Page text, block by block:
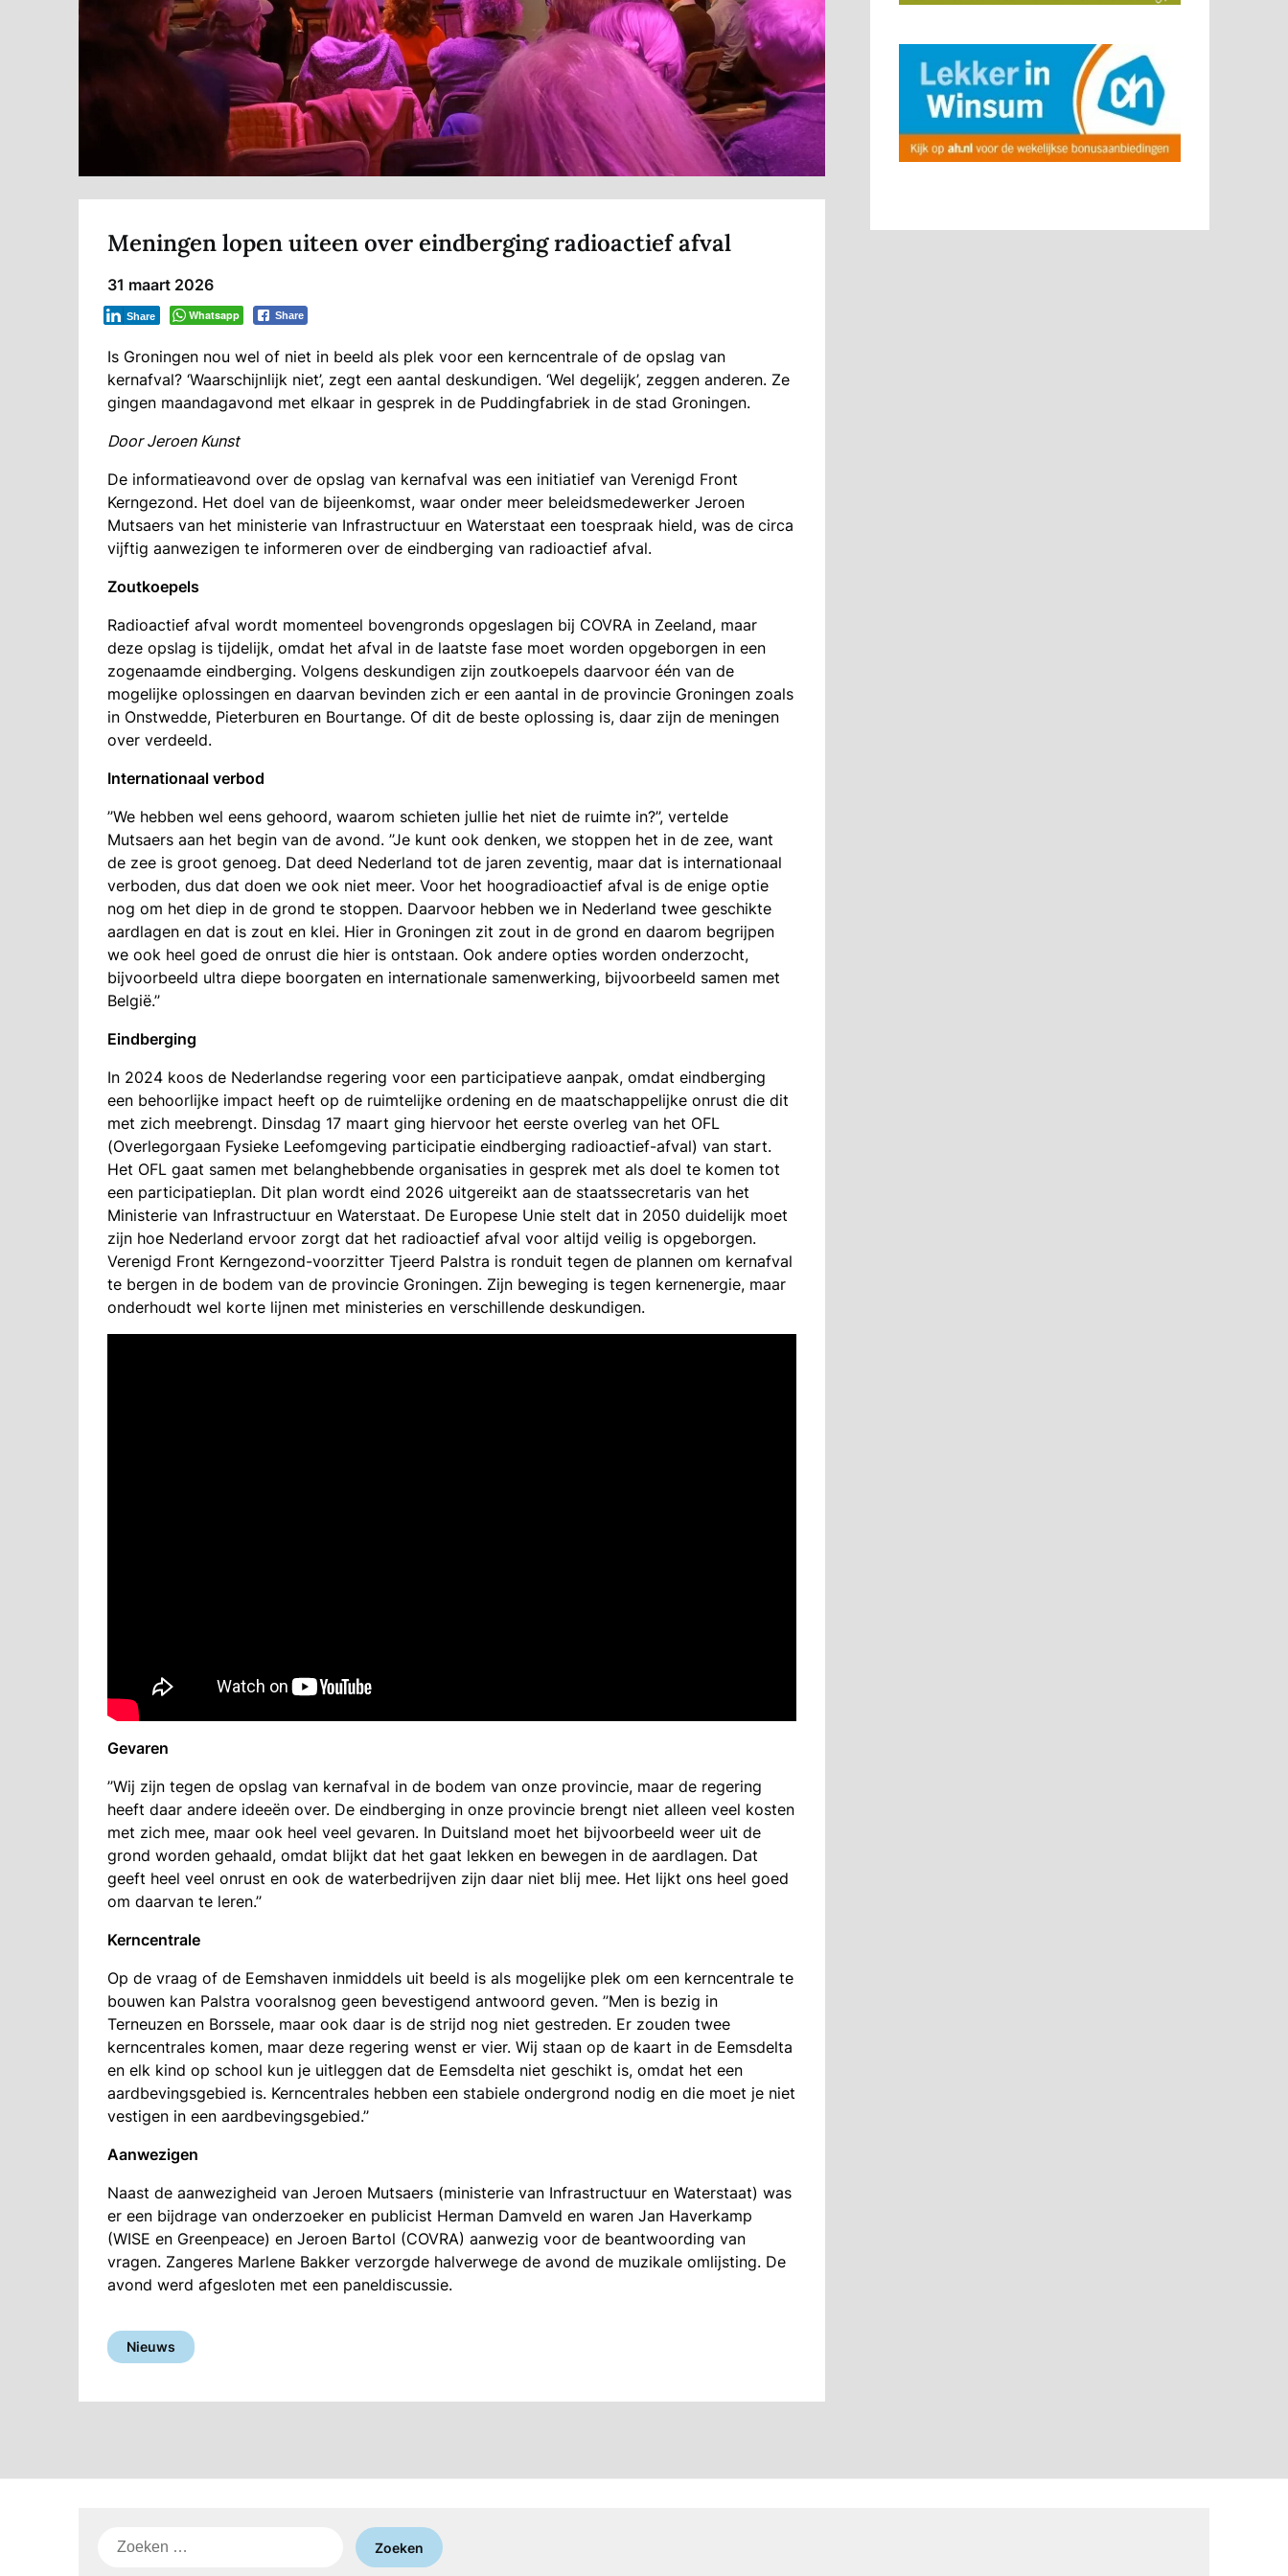
Meningen lopen uiteen over eindberging radioactief afval
31 maart 2026
Whatsapp Share
Share
Is Groningen nou wel of niet in beeld als plek voor een kerncentrale of de opslag van
kernafval? ‘Waarschijnlijk niet’, zegt een aantal deskundigen. ‘Wel degelijk’, zeggen anderen. Ze
gingen maandagavond met elkaar in gesprek in de Puddingfabriek in de stad Groningen.
Door Jeroen Kunst
De informatieavond over de opslag van kernafval was een initiatief van Verenigd Front
Kerngezond. Het doel van de bijeenkomst, waar onder meer beleidsmedewerker Jeroen
Mutsaers van het ministerie van Infrastructuur en Waterstaat een toespraak hield, was de circa
vijftig aanwezigen te informeren over de eindberging van radioactief afval.
Zoutkoepels
Radioactief afval wordt momenteel bovengronds opgeslagen bij COVRA in Zeeland, maar
deze opslag is tijdelijk, omdat het afval in de laatste fase moet worden opgeborgen in een
zogenaamde eindberging. Volgens deskundigen zijn zoutkoepels daarvoor één van de
mogelijke oplossingen en daarvan bevinden zich er een aantal in de provincie Groningen zoals
in Onstwedde, Pieterburen en Bourtange. Of dit de beste oplossing is, daar zijn de meningen
over verdeeld.
Internationaal verbod
’’We hebben wel eens gehoord, waarom schieten jullie het niet de ruimte in?’’, vertelde
Mutsaers aan het begin van de avond. ’’Je kunt ook denken, we stoppen het in de zee, want
de zee is groot genoeg. Dat deed Nederland tot de jaren zeventig, maar dat is internationaal
verboden, dus dat doen we ook niet meer. Voor het hoogradioactief afval is de enige optie
nog om het diep in de grond te stoppen. Daarvoor hebben we in Nederland twee geschikte
aardlagen en dat is zout en klei. Hier in Groningen zit zout in de grond en daarom begrijpen
we ook heel goed de onrust die hier is ontstaan. Ook andere opties worden onderzocht,
bijvoorbeeld ultra diepe boorgaten en internationale samenwerking, bijvoorbeeld samen met
België.’’
Eindberging
In 2024 koos de Nederlandse regering voor een participatieve aanpak, omdat eindberging
een behoorlijke impact heeft op de ruimtelijke ordening en de maatschappelijke onrust die dit
met zich meebrengt. Dinsdag 17 maart ging hiervoor het eerste overleg van het OFL
(Overlegorgaan Fysieke Leefomgeving participatie eindberging radioactief-afval) van start.
Het OFL gaat samen met belanghebbende organisaties in gesprek met als doel te komen tot
een participatieplan. Dit plan wordt eind 2026 uitgereikt aan de staatssecretaris van het
Ministerie van Infrastructuur en Waterstaat. De Europese Unie stelt dat in 2050 duidelijk moet
zijn hoe Nederland ervoor zorgt dat het radioactief afval voor altijd veilig is opgeborgen.
Verenigd Front Kerngezond-voorzitter Tjeerd Palstra is ronduit tegen de plannen om kernafval
te bergen in de bodem van de provincie Groningen. Zijn beweging is tegen kernenergie, maar
onderhoudt wel korte lijnen met ministeries en verschillende deskundigen.
Gevaren
’’Wij zijn tegen de opslag van kernafval in de bodem van onze provincie, maar de regering
heeft daar andere ideeën over. De eindberging in onze provincie brengt niet alleen veel kosten
met zich mee, maar ook heel veel gevaren. In Duitsland moet het bijvoorbeeld weer uit de
grond worden gehaald, omdat blijkt dat het gaat lekken en bewegen in de aardlagen. Dat
geeft heel veel onrust en ook de waterbedrijven zijn daar niet blij mee. Het lijkt ons heel goed
om daarvan te leren.’’
Kerncentrale
Op de vraag of de Eemshaven inmiddels uit beeld is als mogelijke plek om een kerncentrale te
bouwen kan Palstra vooralsnog geen bevestigend antwoord geven. ’’Men is bezig in
Terneuzen en Borssele, maar ook daar is de strijd nog niet gestreden. Er zouden twee
kerncentrales komen, maar deze regering wenst er vier. Wij staan op de kaart in de Eemsdelta
en elk kind op school kun je uitleggen dat de Eemsdelta niet geschikt is, omdat het een
aardbevingsgebied is. Kerncentrales hebben een stabiele ondergrond nodig en die moet je niet
vestigen in een aardbevingsgebied.’’
Aanwezigen
Naast de aanwezigheid van Jeroen Mutsaers (ministerie van Infrastructuur en Waterstaat) was
er een bijdrage van onderzoeker en publicist Herman Damveld en waren Jan Haverkamp
(WISE en Greenpeace) en Jeroen Bartol (COVRA) aanwezig voor de beantwoording van
vragen. Zangeres Marlene Bakker verzorgde halverwege de avond de muzikale omlijsting. De
avond werd afgesloten met een paneldiscussie.
Nieuws
Zoeken